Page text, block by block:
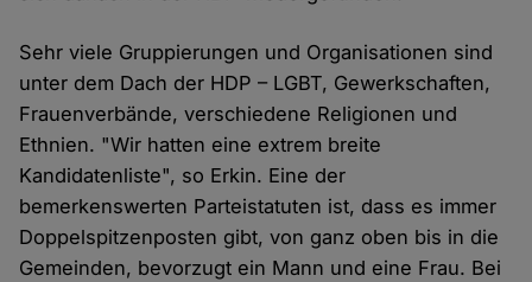
Sehr viele Gruppierungen und Organisationen sind
unter dem Dach der HDP – LGBT, Gewerkschaften,
Frauenverbände, verschiedene Religionen und
Ethnien. "Wir hatten eine extrem breite
Kandidatenliste", so Erkin. Eine der
bemerkenswerten Parteistatuten ist, dass es immer
Doppelspitzenposten gibt, von ganz oben bis in die
Gemeinden, bevorzugt ein Mann und eine Frau. Bei